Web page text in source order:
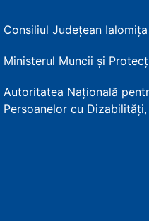
Consiliul Județean Ialomița
Ministerul Muncii și
Autoritatea Națională
Persoanelor cu